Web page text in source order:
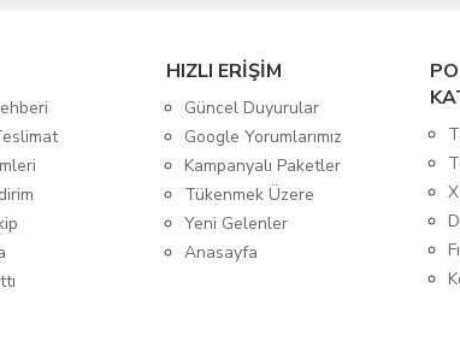
HIZLI ERİŞİM
Güncel Duyurular
Google Yorumlarımız
Kampanyalı Paketler
Tükenmek Üzere
Yeni Gelenler
Anasayfa